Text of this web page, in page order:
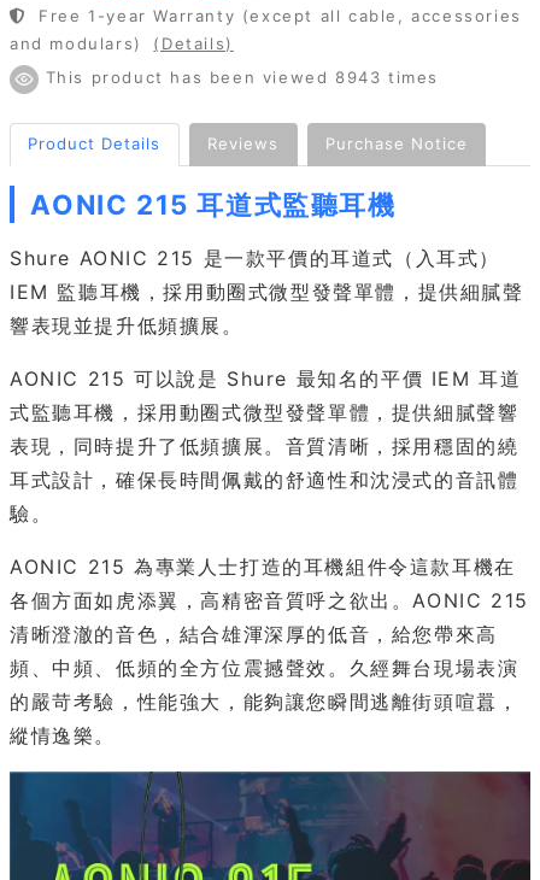
Free 1-year Warranty (except all cable, accessories
and modulars)
(Details)
This product has been viewed 8943 times
Product Details Reviews Purchase Notice
AONIC 215 耳道式監聽耳機
Shure AONIC 215 是一款平價的耳道式（入耳式）
IEM 監聽耳機，採用動圈式微型發聲單體，提供細膩聲
響表現並提升低頻擴展。
AONIC 215 可以說是 Shure 最知名的平價 IEM 耳道
式監聽耳機，採用動圈式微型發聲單體，提供細膩聲響
表現，同時提升了低頻擴展。音質清晰，採用穩固的繞
耳式設計，確保長時間佩戴的舒適性和沈浸式的音訊體
驗。
AONIC 215 為專業人士打造的耳機組件令這款耳機在
各個方面如虎添翼，高精密音質呼之欲出。AONIC 215
清晰澄澈的音色，結合雄渾深厚的低音，給您帶來高
頻、中頻、低頻的全方位震撼聲效。久經舞台現場表演
的嚴苛考驗，性能強大，能夠讓您瞬間逃離街頭喧囂，
縱情逸樂。